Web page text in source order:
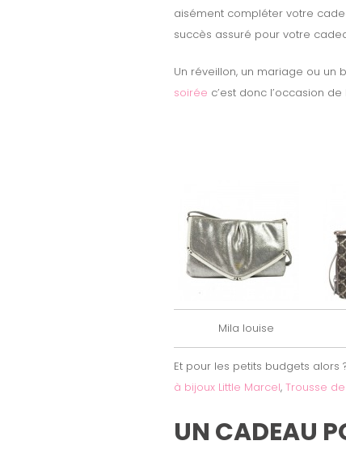
aisément compléter votre
succès assuré pour votre
Un réveillon, un mariage ou un
soirée c’est donc l’occasion
Mila louise
Et pour les petits budgets alors
à bijoux Little Marcel, Trousse
UN CADEAU